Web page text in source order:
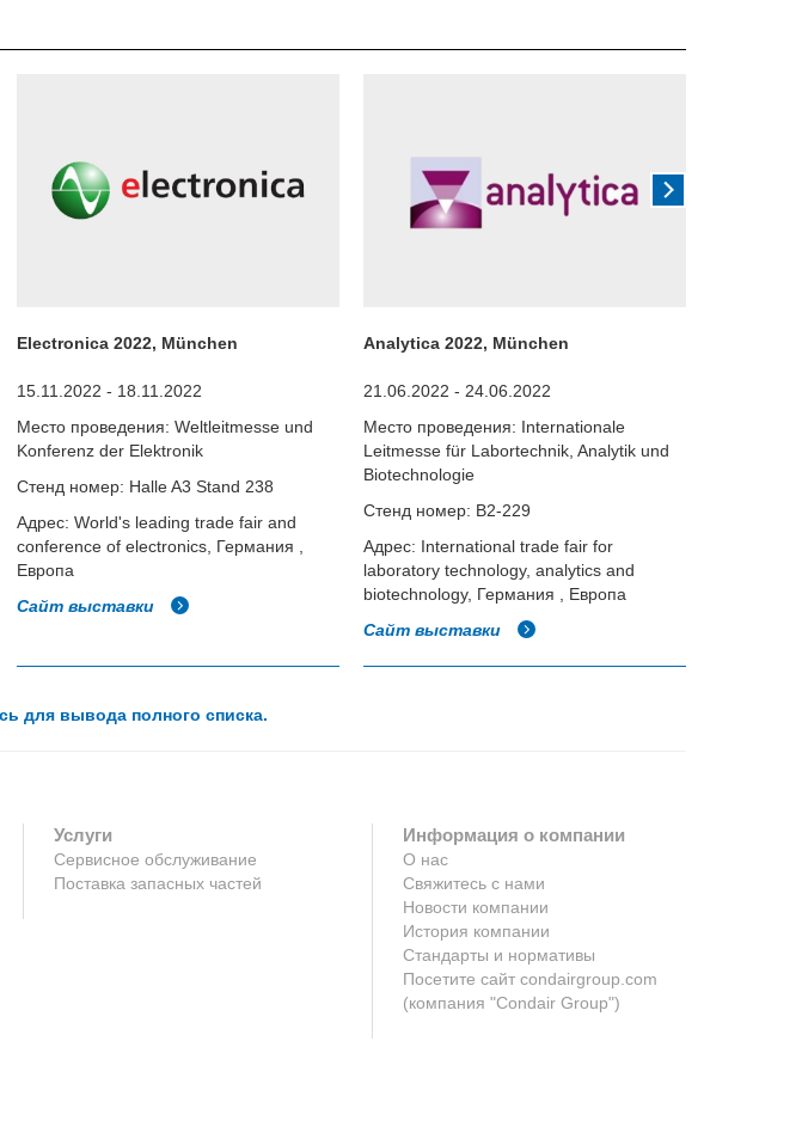
Electronica 2022, München
15.11.2022 - 18.11.2022
Место проведения: Weltleitmesse und
Konferenz der Elektronik
Стенд номер: Halle A3 Stand 238
Адрес: World's leading trade fair and
conference of electronics, Германия ,
Европа
Сайт выставки
Analytica 2022, München
21.06.2022 - 24.06.2022
Место проведения: Internationale
Leitmesse für Labortechnik, Analytik und
Biotechnologie
Стенд номер: B2-229
Адрес: International trade fair for
laboratory technology, analytics and
biotechnology, Германия , Европа
Сайт выставки
для вывода полного списка.
Услуги
Сервисное обслуживание
Поставка запасных частей
Информация о компании
О нас
Свяжитесь с нами
Новости компании
История компании
Стандарты и нормативы
Посетите сайт condairgroup.com
(компания "Condair Group")